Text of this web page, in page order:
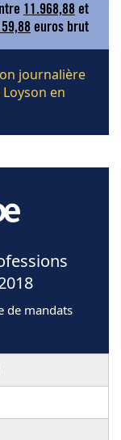
11.968,88 et
euros brut
journalière
en
de mandats